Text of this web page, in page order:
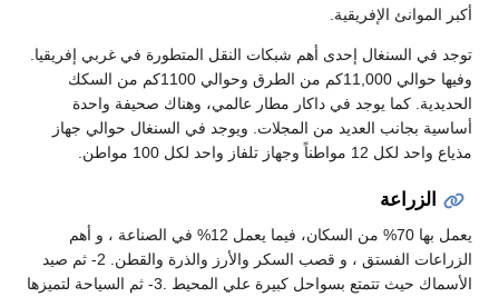
أكبر الموانئ الإفريقية.
توجد في السنغال إحدى أهم شبكات النقل المتطورة في غربي إفريقيا.
وفيها حوالي 11,000كم من الطرق وحوالي 1100كم من السكك
الحديدية. كما يوجد في داكار مطار عالمي، وهناك صحيفة واحدة
أساسية بجانب العديد من المجلات. ويوجد في السنغال حوالي جهاز
مذياع واحد لكل 12 مواطناً وجهاز تلفاز واحد لكل 100 مواطن.
الزراعة
يعمل بها 70% من السكان، فيما يعمل 12% في الصناعة ، و أهم
الزراعات الفستق ، و قصب السكر والأرز والذرة والقطن. 2- ثم صيد
الأسماك حيث تتمتع بسواحل كبيرة علي المحيط .3- ثم السياحة لتميزها